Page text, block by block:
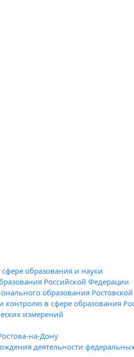
образования и науки
Российской Федерации
образования Ростовской
контролю в сфере образования
измерений
на-Дону
деятельности